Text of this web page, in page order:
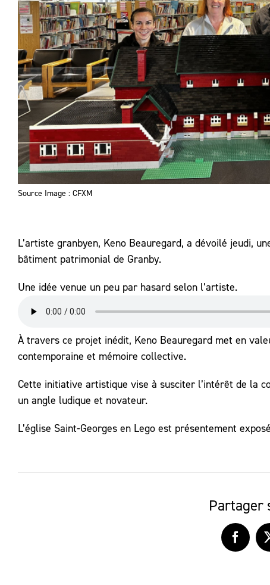
Source Image : CFXM
L’artiste granbyen, Keno Beauregard, a dévoilé jeudi,
bâtiment patrimonial de Granby.
Une idée venue un peu par hasard selon l’artiste.
À travers ce projet inédit, Keno Beauregard met en
contemporaine et mémoire collective.
Cette initiative artistique vise à susciter l’intérêt de la
un angle ludique et novateur.
L’église Saint-Georges en Lego est présentement
Partager